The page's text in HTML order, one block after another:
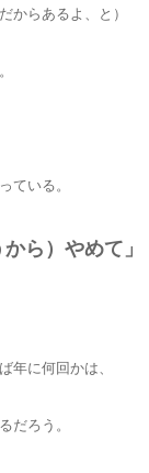
からあるよ、と）
ている。
ら）やめて」
年に何回かは、
だろう。